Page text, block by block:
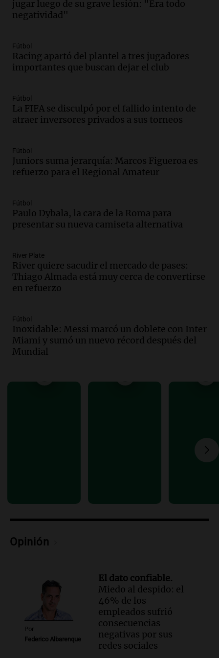
Episodios
Audio.La pizzería más antigua de
pizza esculpida con su rostro
Radioinforme 3
Episodios
Juntos
Episodios
coberturas y presentó un nuevo estudio
urbano móvil
Juntos
familiares mantienen vivo el reclamo de
memoria y justicia
Noticias Rosario
Audio.
cárcel federal de máxima seguridad:
"Buscamos evitar que dirija delitos"
Noticias Rosario
Audio.
propiedad privada sin controvertido
capítulo de tierras hoy a las 14 horas
Noticias
César Gastelum durante transmisión en
madres buscadoras en México en medio
Panorama Federal
jugar luego de su grave lesión: "Era todo
negatividad"
Fútbol
Racing apartó del plantel a tres jugadores
importantes que buscan dejar el club
Fútbol
La FIFA se disculpó por el fallido intento de
atraer inversores privados a sus torneos
Fútbol
Juniors suma jerarquía: Marcos Figueroa es
refuerzo para el Regional Amateur
Fútbol
Paulo Dybala, la cara de la Roma para
presentar su nueva camiseta alternativa
River Plate
River quiere sacudir el mercado de pases:
Thiago Almada está muy cerca de convertirse
en refuerzo
Fútbol
Inoxidable: Messi marcó un doblete con Inter
Miami y sumó un nuevo récord después del
Mundial
Opinión
Por
Federico Albarenque
El dato confiable.
Miedo al despido: el
46% de los
empleados sufrió
consecuencias
negativas por sus
redes sociales